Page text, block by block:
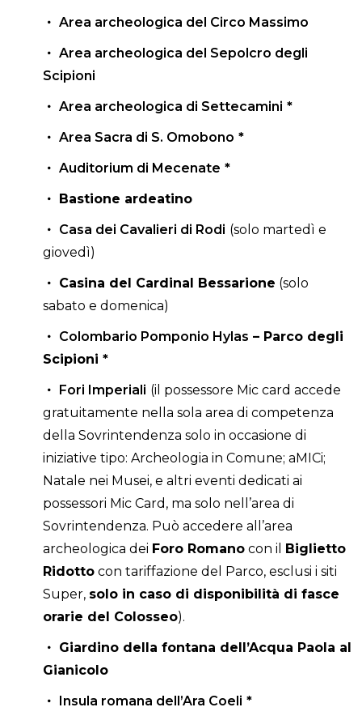
Area archeologica del Circo Massimo
Area archeologica del Sepolcro degli
Scipioni
Area archeologica di Settecamini *
Area Sacra di S. Omobono *
Auditorium di Mecenate *
Bastione ardeatino
Casa dei Cavalieri di Rodi (solo martedì e
giovedì)
Casina del Cardinal Bessarione (solo
sabato e domenica)
Colombario Pomponio Hylas – Parco degli
Scipioni *
Fori Imperiali (il possessore Mic card accede
gratuitamente nella sola area di competenza
della Sovrintendenza solo in occasione di
iniziative tipo: Archeologia in Comune; aMICi;
Natale nei Musei, e altri eventi dedicati ai
possessori Mic Card, ma solo nell’area di
Sovrintendenza. Può accedere all’area
archeologica dei Foro Romanocon il
Biglietto
Ridottocon tariffazione del Parco, esclusi i siti
Super, solo in caso di disponibilità di fasce
orarie del Colosseo).
Giardino della fontana dell’Acqua Paola al
Gianicolo
Insula romana dell’Ara Coeli *